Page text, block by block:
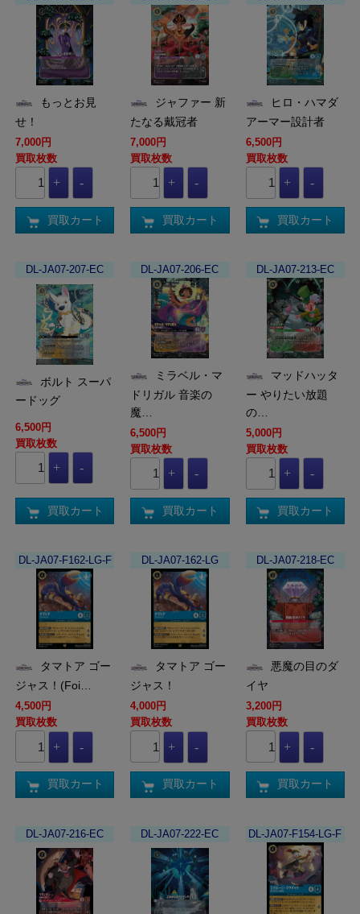
せ！
7,000円
買取枚数
買取カート
たなる戴冠者
7,000円
買取枚数
買取カート
アーマー設計者
6,500円
買取枚数
買取カート
DL-JA07-207-EC
ードッグ
6,500円
買取枚数
買取カート
DL-JA07-206-EC
ドリガル 音楽の
魔…
6,500円
買取枚数
買取カート
DL-JA07-213-EC
ー やりたい放題
の…
5,000円
買取枚数
買取カート
DL-JA07-F162-LG-F
ジャス！(Foi…
4,500円
買取枚数
買取カート
DL-JA07-162-LG
ジャス！
4,000円
買取枚数
買取カート
DL-JA07-218-EC
イヤ
3,200円
買取枚数
買取カート
DL-JA07-216-EC DL-JA07-222-EC DL-JA07-F154-LG-F